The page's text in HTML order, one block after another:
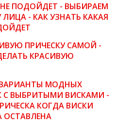
ПОДОЙДЕТ - ВЫБИРАЕМ
- КАК УЗНАТЬ КАКАЯ
ПРИЧЕСКУ САМОЙ -
КРАСИВУЮ
МОДНЫХ
С ВЫБРИТЫМИ ВИСКАМИ -
КОГДА ВИСКИ
ОСТАВЛЕНА